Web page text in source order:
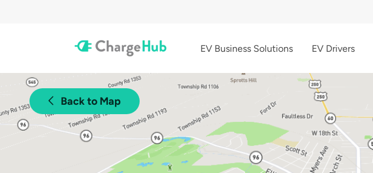
EV Business Solutions EV Drivers
Back to Map